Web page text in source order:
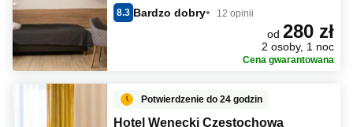
8.3 Bardzo dobry 12 opinii
od 280 zł
2 osoby, 1 noc
Cena gwarantowana
Potwierdzenie do 24 godzin
Hotel Wenecki Częstochowa